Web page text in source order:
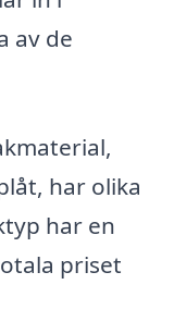
av de
har olika
har en
priset